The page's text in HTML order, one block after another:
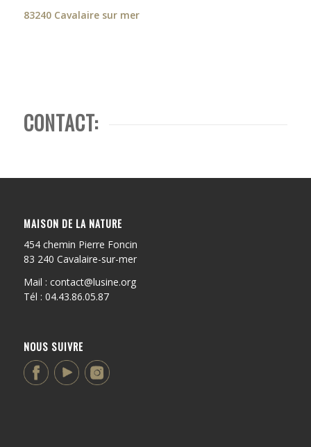
83240 Cavalaire sur mer
CONTACT:
MAISON DE LA NATURE
454 chemin Pierre Foncin
83 240 Cavalaire-sur-mer
Mail : contact@lusine.org
Tél : 04.43.86.05.87
NOUS SUIVRE